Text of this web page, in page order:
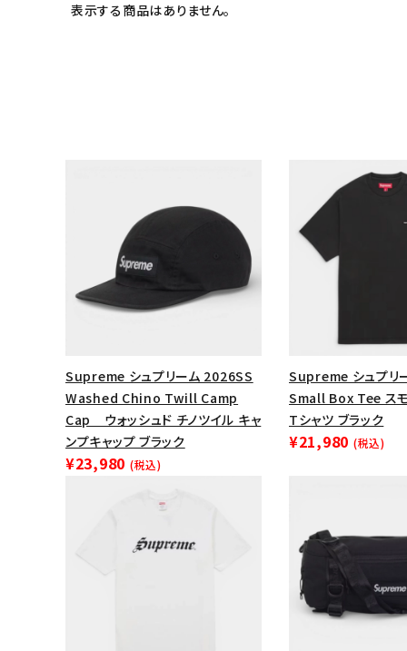
表示する商品はありません。
Supreme シュプリーム 2026SS
Washed Chino Twill Camp
Cap ウォッシュド チノツイル キャ
ンプキャップ ブラック
¥23,980 (税込)
Supreme シュプリ
Small Box Tee ス
Tシャツ ブラック
¥21,980 (税込)